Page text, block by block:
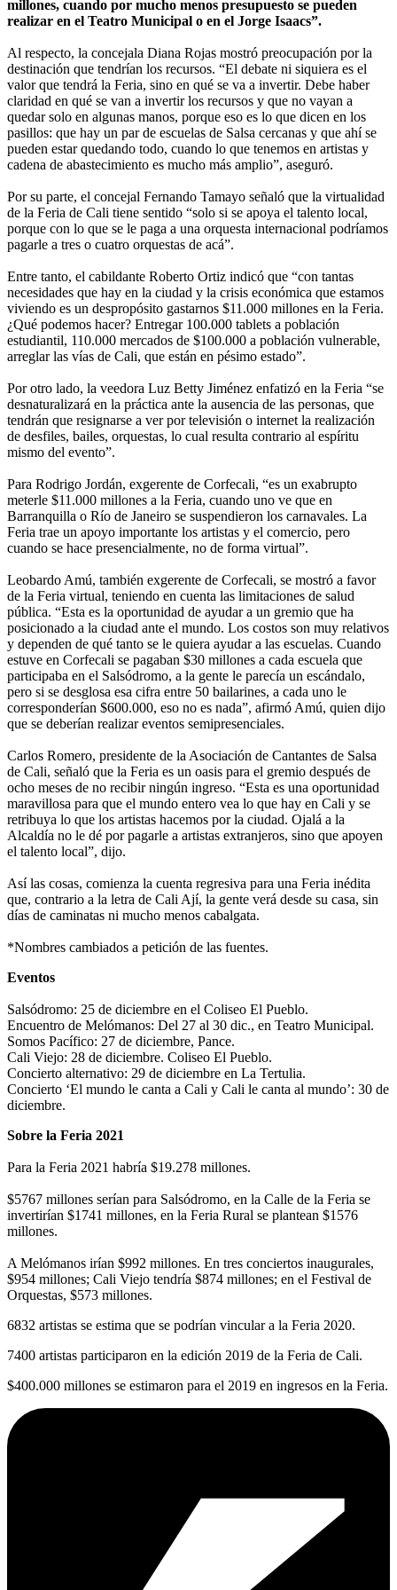
millones, cuando por mucho menos presupuesto se pueden
realizar en el Teatro Municipal o en el Jorge Isaacs”.
Al respecto, la concejala Diana Rojas mostró preocupación por la
destinación que tendrían los recursos. “El debate ni siquiera es el
valor que tendrá la Feria, sino en qué se va a invertir. Debe haber
claridad en qué se van a invertir los recursos y que no vayan a
quedar solo en algunas manos, porque eso es lo que dicen en los
pasillos: que hay un par de escuelas de Salsa cercanas y que ahí se
pueden estar quedando todo, cuando lo que tenemos en artistas y
cadena de abastecimiento es mucho más amplio”, aseguró.
Por su parte, el concejal Fernando Tamayo señaló que la virtualidad
de la Feria de Cali tiene sentido “solo si se apoya el talento local,
porque con lo que se le paga a una orquesta internacional podríamos
pagarle a tres o cuatro orquestas de acá”.
Entre tanto, el cabildante Roberto Ortiz indicó que “con tantas
necesidades que hay en la ciudad y la crisis económica que estamos
viviendo es un despropósito gastarnos $11.000 millones en la Feria.
¿Qué podemos hacer? Entregar 100.000 tablets a población
estudiantil, 110.000 mercados de $100.000 a población vulnerable,
arreglar las vías de Cali, que están en pésimo estado”.
Por otro lado, la veedora Luz Betty Jiménez enfatizó en la Feria “se
desnaturalizará en la práctica ante la ausencia de las personas, que
tendrán que resignarse a ver por televisión o internet la realización
de desfiles, bailes, orquestas, lo cual resulta contrario al espíritu
mismo del evento”.
Para Rodrigo Jordán, exgerente de Corfecali, “es un exabrupto
meterle $11.000 millones a la Feria, cuando uno ve que en
Barranquilla o Río de Janeiro se suspendieron los carnavales. La
Feria trae un apoyo importante los artistas y el comercio, pero
cuando se hace presencialmente, no de forma virtual”.
Leobardo Amú, también exgerente de Corfecali, se mostró a favor
de la Feria virtual, teniendo en cuenta las limitaciones de salud
pública. “Esta es la oportunidad de ayudar a un gremio que ha
posicionado a la ciudad ante el mundo. Los costos son muy relativos
y dependen de qué tanto se le quiera ayudar a las escuelas. Cuando
estuve en Corfecali se pagaban $30 millones a cada escuela que
participaba en el Salsódromo, a la gente le parecía un escándalo,
pero si se desglosa esa cifra entre 50 bailarines, a cada uno le
corresponderían $600.000, eso no es nada”, afirmó Amú, quien dijo
que se deberían realizar eventos semipresenciales.
Carlos Romero, presidente de la Asociación de Cantantes de Salsa
de Cali, señaló que la Feria es un oasis para el gremio después de
ocho meses de no recibir ningún ingreso. “Esta es una oportunidad
maravillosa para que el mundo entero vea lo que hay en Cali y se
retribuya lo que los artistas hacemos por la ciudad. Ojalá a la
Alcaldía no le dé por pagarle a artistas extranjeros, sino que apoyen
el talento local”, dijo.
Así las cosas, comienza la cuenta regresiva para una Feria inédita
que, contrario a la letra de Cali Ají, la gente verá desde su casa, sin
días de caminatas ni mucho menos cabalgata.
*Nombres cambiados a petición de las fuentes.
Eventos
Salsódromo: 25 de diciembre en el Coliseo El Pueblo.
Encuentro de Melómanos: Del 27 al 30 dic., en Teatro Municipal.
Somos Pacífico: 27 de diciembre, Pance.
Cali Viejo: 28 de diciembre. Coliseo El Pueblo.
Concierto alternativo: 29 de diciembre en La Tertulia.
Concierto ‘El mundo le canta a Cali y Cali le canta al mundo’: 30 de
diciembre.
Sobre la Feria 2021
Para la Feria 2021 habría $19.278 millones.
$5767 millones serían para Salsódromo, en la Calle de la Feria se
invertirían $1741 millones, en la Feria Rural se plantean $1576
millones.
A Melómanos irían $992 millones. En tres conciertos inaugurales,
$954 millones; Cali Viejo tendría $874 millones; en el Festival de
Orquestas, $573 millones.
6832 artistas se estima que se podrían vincular a la Feria 2020.
7400 artistas participaron en la edición 2019 de la Feria de Cali.
$400.000 millones se estimaron para el 2019 en ingresos en la Feria.